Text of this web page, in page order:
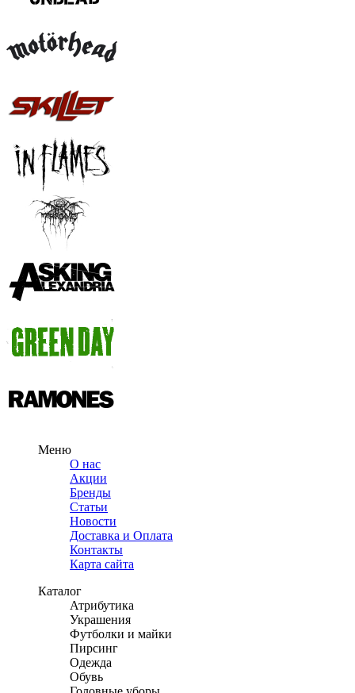
Меню
О нас
Акции
Бренды
Статьи
Новости
Доставка и Оплата
Контакты
Карта сайта
Каталог
Атрибутика
Украшения
Футболки и майки
Пирсинг
Одежда
Обувь